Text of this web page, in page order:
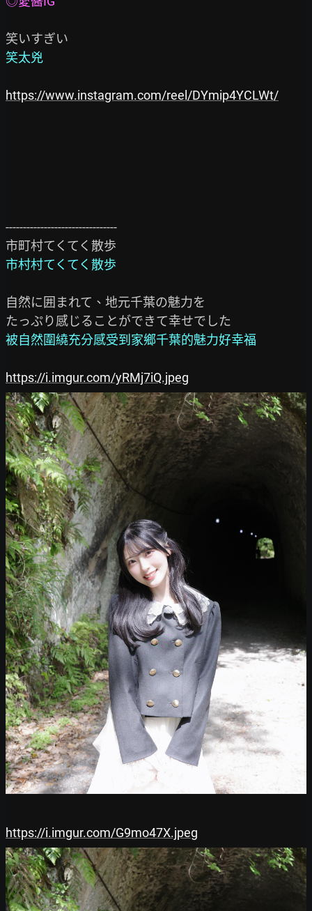
笑太兇
https://www.instagram.com/reel/DYmip4YCLWt/
--------------------------------
市村村てくてく散歩
自然に囲まれて、地元千葉の魅力を
被自然圍繞充分感受到家鄉千葉的魅力好幸福
https://i.imgur.com/yRMj7iQ.jpeg
https://i.imgur.com/G9mo47X.jpeg